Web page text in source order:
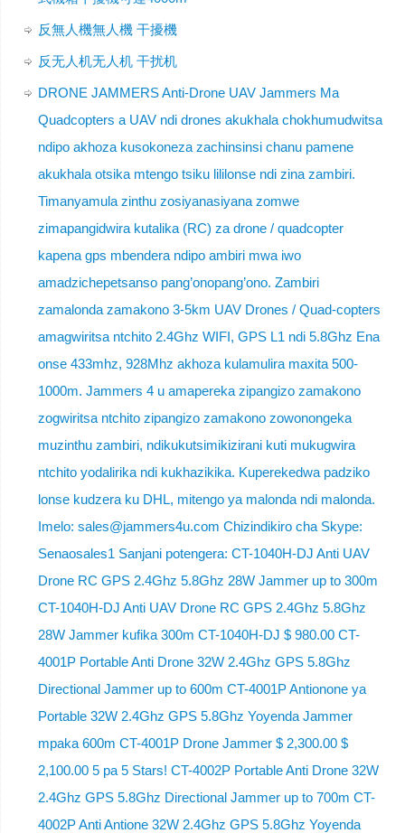
反無人機無人機 干擾機
反无人机无人机 干扰机
DRONE JAMMERS Anti-Drone UAV Jammers Ma
Quadcopters a UAV ndi drones akukhala chokhumudwitsa
ndipo akhoza kusokoneza zachinsinsi chanu pamene
akukhala otsika mtengo tsiku lililonse ndi zina zambiri.
Timanyamula zinthu zosiyanasiyana zomwe
zimapangidwira kutalika (RC) za drone / quadcopter
kapena gps mbendera ndipo ambiri mwa iwo
amadzichepetsanso pang’onopang’ono. Zambiri
zamalonda zamakono 3-5km UAV Drones / Quad-copters
amagwiritsa ntchito 2.4Ghz WIFI, GPS L1 ndi 5.8Ghz Ena
onse 433mhz, 928Mhz akhoza kulamulira maxita 500-
1000m. Jammers 4 u amapereka zipangizo zamakono
zogwiritsa ntchito zipangizo zamakono zowonongeka
muzinthu zambiri, ndikukutsimikizirani kuti mukugwira
ntchito yodalirika ndi kukhazikika. Kuperekedwa padziko
lonse kudzera ku DHL, mitengo ya malonda ndi malonda.
Imelo: sales@jammers4u.com Chizindikiro cha Skype:
Senaosales1 Sanjani potengera: CT-1040H-DJ Anti UAV
Drone RC GPS 2.4Ghz 5.8Ghz 28W Jammer up to 300m
CT-1040H-DJ Anti UAV Drone RC GPS 2.4Ghz 5.8Ghz
28W Jammer kufika 300m CT-1040H-DJ $ 980.00 CT-
4001P Portable Anti Drone 32W 2.4Ghz GPS 5.8Ghz
Directional Jammer up to 600m CT-4001P Antionone ya
Portable 32W 2.4Ghz GPS 5.8Ghz Yoyenda Jammer
mpaka 600m CT-4001P Drone Jammer $ 2,300.00 $
2,100.00 5 pa 5 Stars! CT-4002P Portable Anti Drone 32W
2.4Ghz GPS 5.8Ghz Directional Jammer up to 700m CT-
4002P Anti Antione 32W 2.4Ghz GPS 5.8Ghz Yoyenda